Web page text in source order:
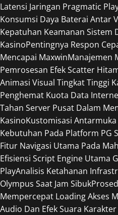
Latensi Jaringan Pragmatic
Konsumsi Daya Baterai Antar
Kepatuhan Keamanan Sistem
KasinoPentingnya Respon
Mencapai MaxwinManajemen
Pemrosesan Efek Scatter
Animasi Visual Tingkat Tinggi
Penghemat Kuota Data
Tahan Server Pusat Dalam
KasinoKustomisasi Antarmuka
Kebutuhan Pada Platform PG
Fitur Navigasi Utama Pada
Efisiensi Script Engine Utama
PlayAnalisis Ketahanan
Olympus Saat Jam Sibuk
Mempercepat Loading Akses
Audio Dan Efek Suara Karakter